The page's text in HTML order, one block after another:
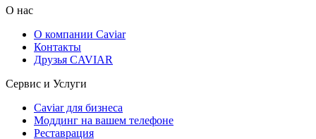
О нас
О компании Caviar
Контакты
Друзья CAVIAR
Сервис и Услуги
Caviar для бизнеса
Моддинг на вашем телефоне
Реставрация